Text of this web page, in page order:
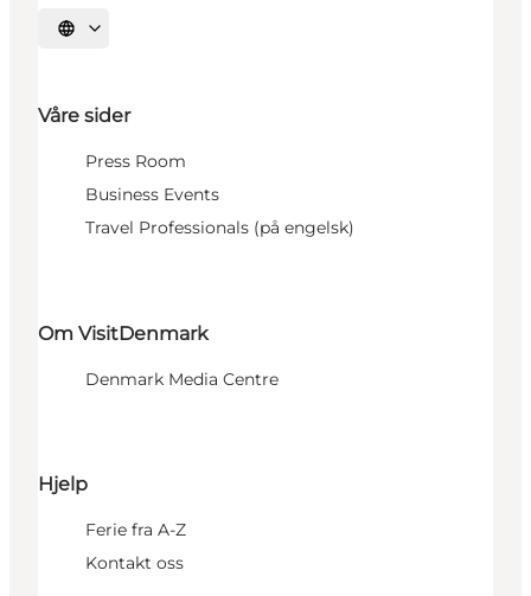
Velg språk
Våre sider
Press Room
Business Events
Travel Professionals (på engelsk)
Om VisitDenmark
Denmark Media Centre
Hjelp
Ferie fra A-Z
Kontakt oss